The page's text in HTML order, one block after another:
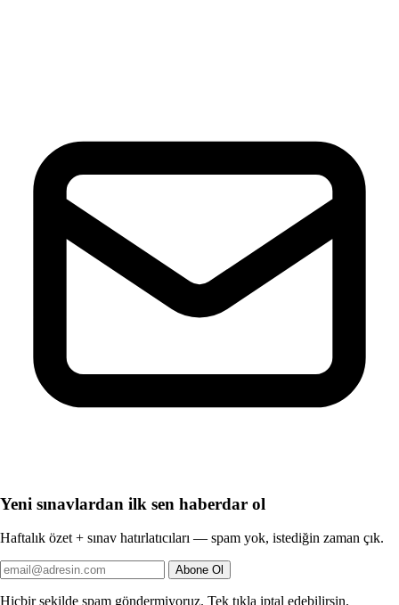
Yeni sınavlardan ilk sen haberdar ol
Haftalık özet + sınav hatırlatıcıları — spam yok, istediğin zaman çık.
Abone Ol
Hiçbir şekilde spam göndermiyoruz. Tek tıkla iptal edebilirsin.